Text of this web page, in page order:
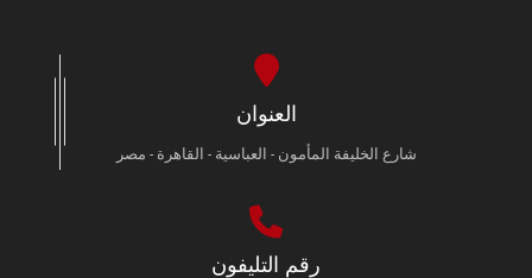
العنوان
شارع الخليفة المأمون - العباسية - القاهرة - مصر
رقم التليفون